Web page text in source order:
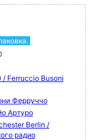
/ Ferruccio Busoni
Ферруччо
Артуро
Berlin /
радио